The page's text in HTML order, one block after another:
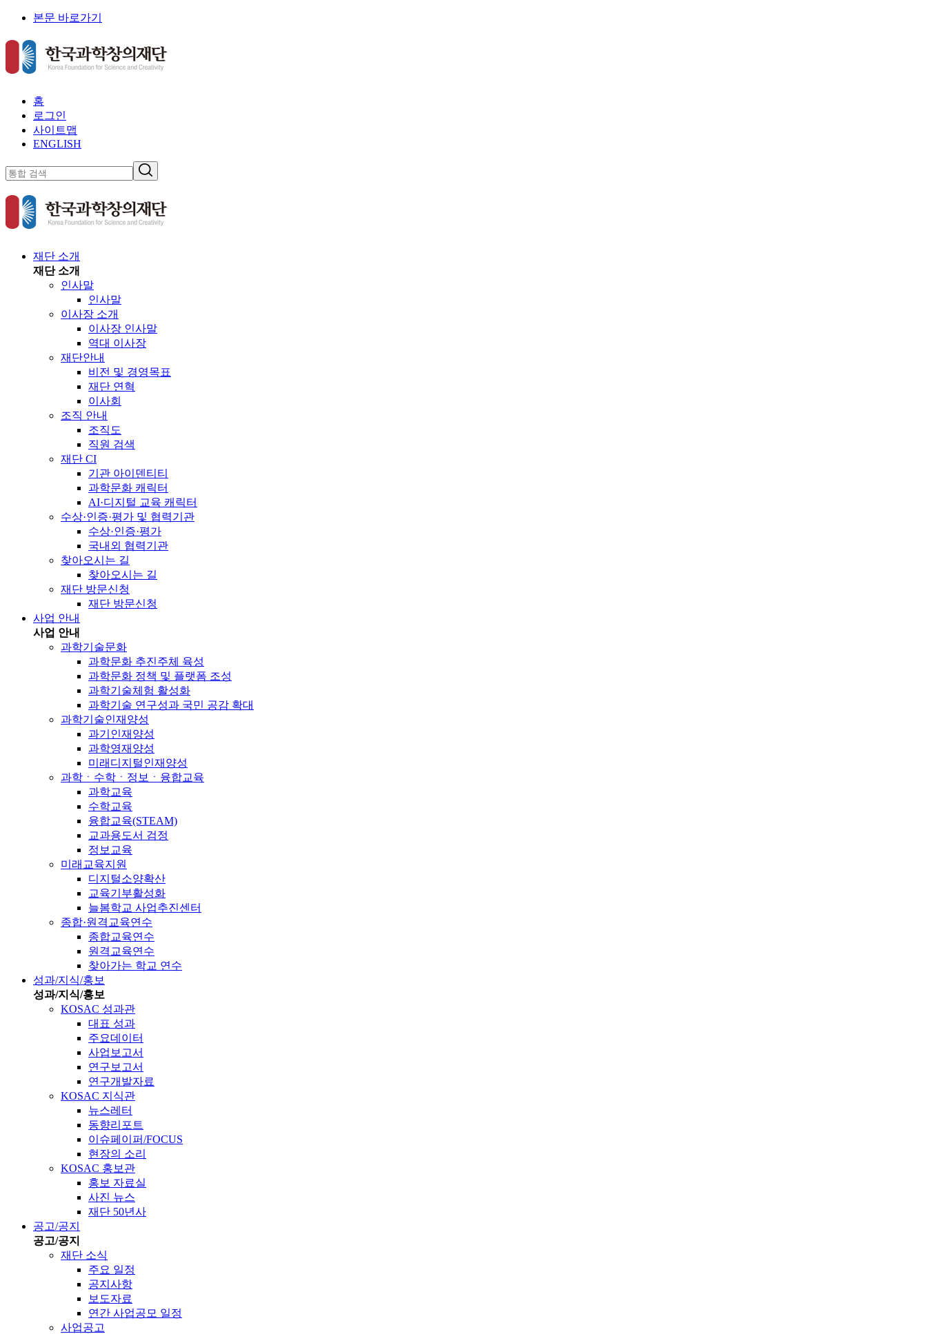
본문 바로가기
홈
로그인
사이트맵
ENGLISH
재단 소개
재단 소개
인사말
인사말
이사장 소개
이사장 인사말
역대 이사장
재단안내
비전 및 경영목표
재단 연혁
이사회
조직 안내
조직도
직원 검색
재단 CI
기관 아이덴티티
과학문화 캐릭터
AI·디지털 교육 캐릭터
수상·인증·평가 및 협력기관
수상·인증·평가
국내외 협력기관
찾아오시는 길
찾아오시는 길
재단 방문신청
재단 방문신청
사업 안내
사업 안내
과학기술문화
과학문화 추진주체 육성
과학문화 정책 및 플랫폼 조성
과학기술체험 활성화
과학기술 연구성과 국민 공감 확대
과학기술인재양성
과기인재양성
과학영재양성
미래디지털인재양성
과학ㆍ수학ㆍ정보ㆍ융합교육
과학교육
수학교육
융합교육(STEAM)
교과용도서 검정
정보교육
미래교육지원
디지털소양확산
교육기부활성화
늘봄학교 사업추진센터
종합·원격교육연수
종합교육연수
원격교육연수
찾아가는 학교 연수
성과/지식/홍보
성과/지식/홍보
KOSAC 성과관
대표 성과
주요데이터
사업보고서
연구보고서
연구개발자료
KOSAC 지식관
뉴스레터
동향리포트
이슈페이퍼/FOCUS
현장의 소리
KOSAC 홍보관
홍보 자료실
사진 뉴스
재단 50년사
공고/공지
공고/공지
재단 소식
주요 일정
공지사항
보도자료
연간 사업공모 일정
사업공고